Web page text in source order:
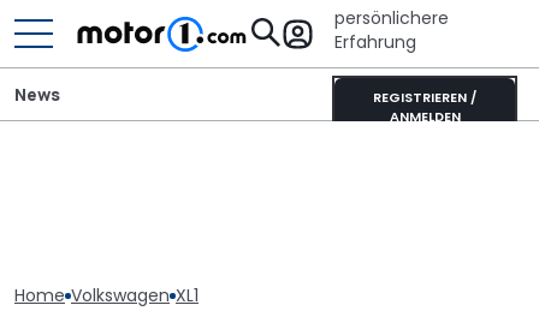
persönlichere
Erfahrung
REGISTRIEREN /
ANMELDEN
News
Home Volkswagen XL1